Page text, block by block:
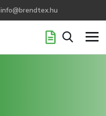
info@brendtex.hu